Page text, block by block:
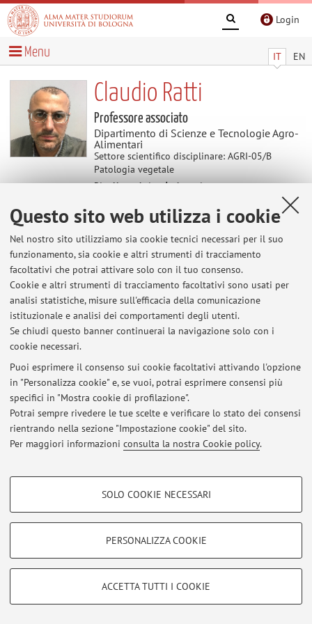
Questo sito web utilizza i cookie
Nel nostro sito utilizziamo sia cookie tecnici necessari per il suo
funzionamento, sia cookie e altri strumenti di tracciamento
facoltativi che potrai attivare solo con il tuo consenso.
Cookie e altri strumenti di tracciamento facoltativi sono usati per
analisi statistiche, misure sull'efficacia della comunicazione
istituzionale e analisi dei comportamenti degli utenti.
Se chiudi questo banner continuerai la navigazione solo con i
cookie necessari.
Puoi esprimere il consenso sui cookie facoltativi attivando l'opzione
in "Personalizza cookie" e, se vuoi, potrai esprimere consensi più
specifici in "Mostra cookie di profilazione".
Potrai sempre rivedere le tue scelte e verificare lo stato dei consensi
rientrando nella sezione "Impostazione cookie" del sito.
Per maggiori informazioni consulta la nostra Cookie policy.
COOKIE DI PROFILAZIONE - FACOLTATIVI
COOKIE TECNICI - NECESSARI
Si tratta di cookie tecnici utilizzati, a titolo esemplificativo, per il corretto
SOLO COOKIE NECESSARI
PERSONALIZZA COOKIE
ACCETTA TUTTI I COOKIE
Login
IT EN
Menu
Claudio Ratti
Professore associato
Dipartimento di Scienze e Tecnologie Agro-
Alimentari
Settore scientifico disciplinare: AGRI-05/B
Patologia vegetale
Coordinatore del Corso di Laurea Magistrale in
Precise and Sustainable Agriculture
Avvisi
Al momento non sono presenti avvisi.
Area riservata
Accedi tramiteloginper gestire tutti i contenuti del sito.
© 2026 - ALMA MATER STUDIORUM - Università di Bologna - Via
Zamboni, 33 - 40126 Bologna - Partita IVA: 01131710376